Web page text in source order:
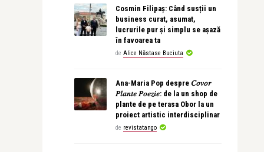
Cosmin Filipaș: Când susții un
business curat, asumat,
lucrurile pur și simplu se așază
în favoarea ta
de Alice Năstase Buciuta
Ana-Maria Pop despre 𝐶𝑜𝑣𝑜𝑟
𝑃𝑙𝑎𝑛𝑡𝑒 𝑃𝑜𝑒𝑧𝑖𝑒: de la un shop de
plante de pe terasa Obor la un
proiect artistic interdisciplinar
de revistatango